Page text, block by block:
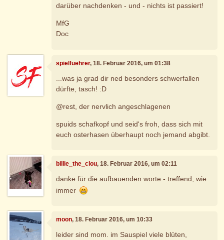
darüber nachdenken - und - nichts ist passiert!
MfG
Doc
spielfuehrer, 18. Februar 2016, um 01:38
...was ja grad dir ned besonders schwerfallen
dürfte, tasch! :D
@rest, der nervlich angeschlagenen
spuids schafkopf und seid's froh, dass sich mit
euch osterhasen überhaupt noch jemand abgibt.
billie_the_clou, 18. Februar 2016, um 02:11
danke für die aufbauenden worte - treffend, wie
immer
moon, 18. Februar 2016, um 10:33
leider sind mom. im Sauspiel viele blüten,